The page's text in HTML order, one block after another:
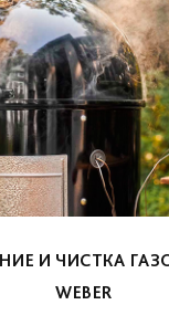
И ЧИСТКА
WEBER